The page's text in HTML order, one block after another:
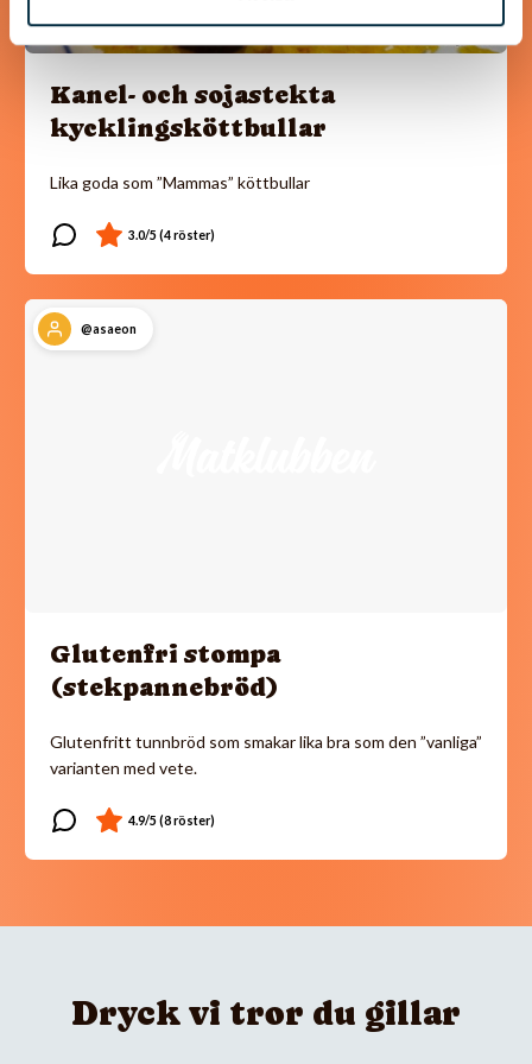
Kanel- och sojastekta
kycklingsköttbullar
Lika goda som ”Mammas” köttbullar
@asaeon
Glutenfri stompa
(stekpannebröd)
Glutenfritt tunnbröd som smakar lika bra som den ”vanliga”
varianten med vete.
Dryck vi tror du gillar